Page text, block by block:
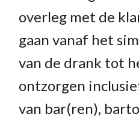
overleg met de
gaan vanaf het
van de drank tot
ontzorgen
van bar(ren),